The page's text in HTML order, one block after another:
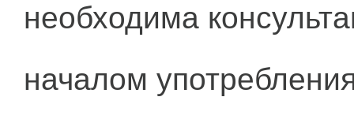
необходима
началом